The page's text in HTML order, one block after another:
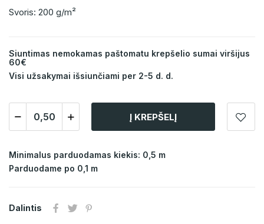
Svoris: 200 g/m²
Siuntimas nemokamas paštomatu krepšelio sumai viršijus
60€
Visi užsakymai išsiunčiami per 2-5 d. d.
Į KREPŠELĮ
Minimalus parduodamas kiekis: 0,5 m
Parduodame po 0,1 m
Dalintis